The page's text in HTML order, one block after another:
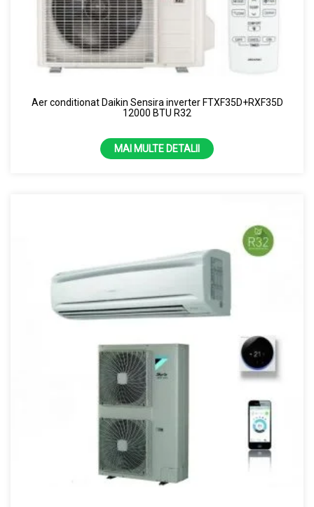
Aer conditionat Daikin Sensira inverter FTXF35D+RXF35D
12000 BTU R32
MAI MULTE DETALII